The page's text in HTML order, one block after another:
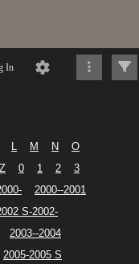
In
L M N
O
Z 0 1 2
3
2000--2001
S-2002-
2003--2004
2005-2005 S